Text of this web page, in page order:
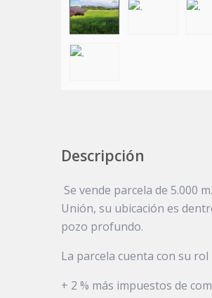
Descripción
Se vende parcela de 5.000
Unión, su ubicación es
pozo profundo.
La parcela cuenta con su
+ 2 % más impuestos de